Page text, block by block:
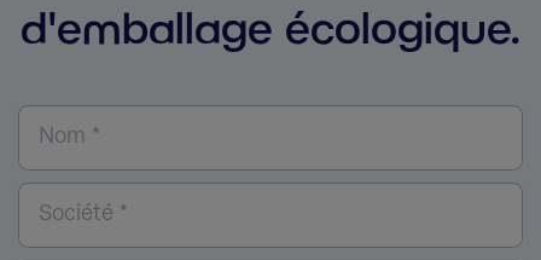
d'emballage écologique.
Nom *
Société *